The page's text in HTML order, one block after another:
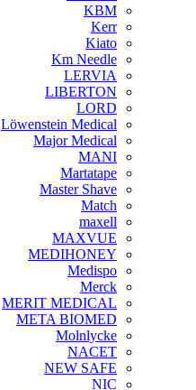
KBM
Kerr
Kiato
Km Needle
LERVIA
LIBERTON
LORD
Löwenstein Medical
Major Medical
MANI
Martatape
Master Shave
Match
maxell
MAXVUE
MEDIHONEY
Medispo
Merck
MERIT MEDICAL
META BIOMED
Molnlycke
NACET
NEW SAFE
NIC